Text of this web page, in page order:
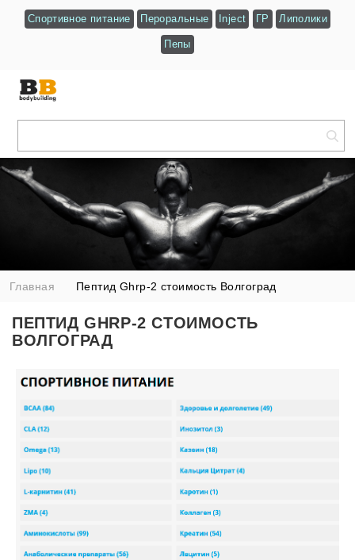
Спортивное питание Пероральные Inject ГР Липолики
Пепы
Главная Пептид Ghrp-2 стоимость Волгоград
ПЕПТИД GHRP-2 СТОИМОСТЬ
ВОЛГОГРАД